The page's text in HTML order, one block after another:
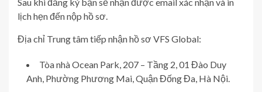
Sau khi đăng ký bạn sẽ nhận được email xác nhận và in
lịch hẹn đến nộp hồ sơ.
Địa chỉ Trung tâm tiếp nhận hồ sơ VFS Global:
Tòa nhà Ocean Park, 207 – Tầng 2, 01 Đào Duy
Anh, Phường Phương Mai, Quận Đống Đa, Hà Nội.